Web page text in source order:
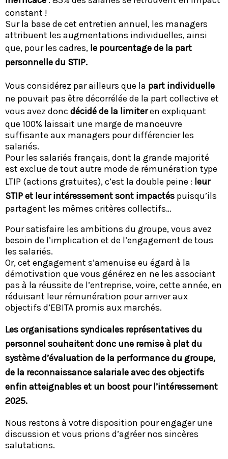
constant !
Sur la base de cet entretien annuel, les managers
attribuent les augmentations individuelles, ainsi
que, pour les cadres, le pourcentage de la part
personnelle du STIP.
Vous considérez par ailleurs que la part individuelle
ne pouvait pas être décorrélée de la part collective et
vous avez donc décidé de la limiteren expliquant
que 100% laissait une marge de manoeuvre
suffisante aux managers pour différencier les
salariés.
Pour les salariés français, dont la grande majorité
est exclue de tout autre mode de rémunération type
LTIP (actions gratuites), c’est la double peine : leur
STIP et leur intéressement sont impactés puisqu’ils
partagent les mêmes critères collectifs…
Pour satisfaire les ambitions du groupe, vous avez
besoin de l’implication et de l’engagement de tous
les salariés.
Or, cet engagement s’amenuise eu égard à la
démotivation que vous générez en ne les associant
pas à la réussite de l’entreprise, voire, cette année, en
réduisant leur rémunération pour arriver aux
objectifs d’EBITA promis aux marchés.
Les organisations syndicales représentatives du
personnel souhaitent donc une remise à plat du
système d’évaluation de la performance du groupe,
de la reconnaissance salariale avec des objectifs
enfin atteignables et un boost pour l’intéressement
2025.
Nous restons à votre disposition pour engager une
discussion et vous prions d’agréer nos sincères
salutations.